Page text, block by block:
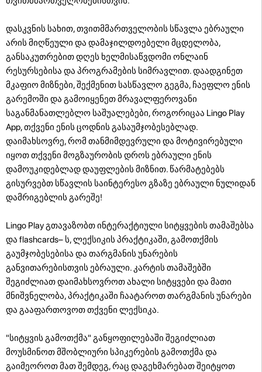
დასკვნის სახით, თვითმმართველობის სწავლა ებრაული
არის მიღწეული და დამაჯილდოებელი მცდელობა,
განსაკუთრებით დღეს ხელმისაწვდომი ონლაინ
რესურსებისა და პროგრამების სიმრავლით. დაადგინეთ
მკაფიო მიზნები, შექმენით სასწავლო გეგმა, ჩაეფლო ენის
გარემოში და გამოიყენეთ მრავალფეროვანი
საგანმანათლებლო საშუალებები, როგორიცაა Lingo Play
App, თქვენი ენის ცოდნის გასაუმჯობესებლად.
დაიმახსოვრე, რომ თანმიმდევრული და მოტივირებული
იყოთ თქვენი მოგზაურობის დროს ებრაული ენის
დამოუკიდებლად დაუფლების მიზნით. წარმატებებს
გისურვებთ სწავლის საინტერესო გზაზე ებრაული ნულიდან
დამრიგებლის გარეშე!
Lingo Play გთავაზობთ ინტერაქტიული სიტყვების თამაშებსა
და flashcards– ს, ლექსიკის პრაქტიკაში, გამოთქმის
გაუმჯობესებისა და თარგმანის უნარების
განვითარებისთვის ებრაული. კარტის თამაშებში
შეგიძლიათ დაიმახსოვროთ ახალი სიტყვები და მათი
მნიშვნელობა, პრაქტიკაში ჩაატაროთ თარგმანის უნარები
და გააფართოვოთ თქვენი ლექსიკა.
"სიტყვის გამოთქმა" განყოფილებაში შეგიძლიათ
მოუსმინოთ მშობლიური სპიკერების გამოთქმა და
გაიმეოროთ მათ შემდეგ, რაც დაგეხმარებათ შეიტყოთ